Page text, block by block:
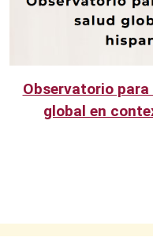
Observatorio
global en